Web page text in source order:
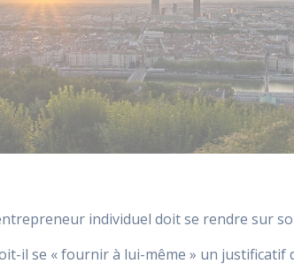
individuel doit se rendre sur
il se « fournir à lui-même » un justificatif